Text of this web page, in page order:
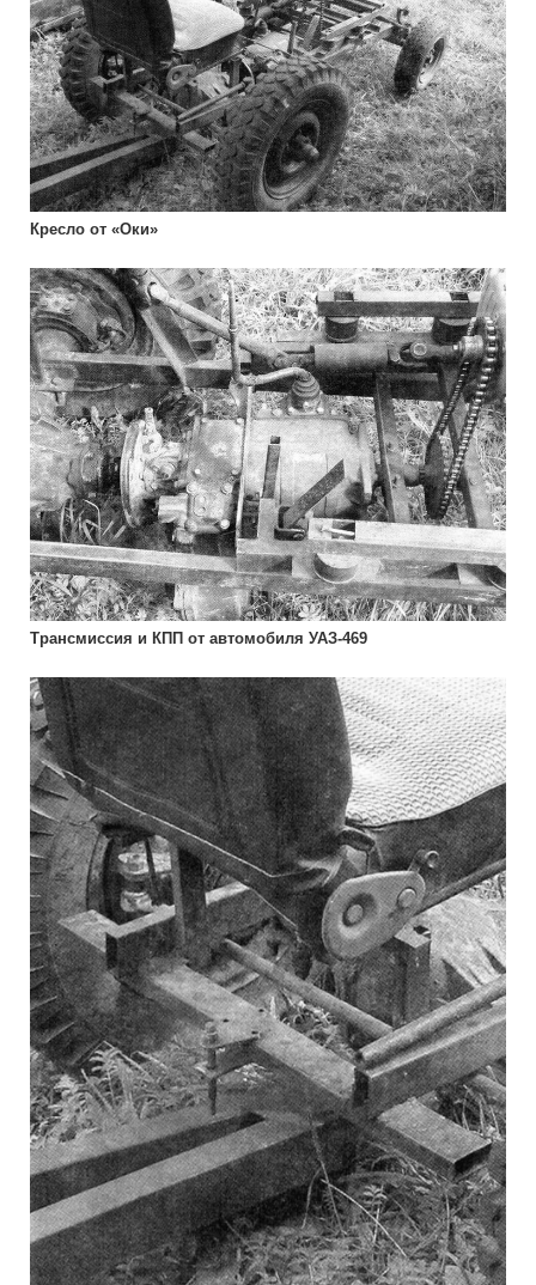
Кресло от «Оки»
Трансмиссия и КПП от автомобиля УАЗ-469